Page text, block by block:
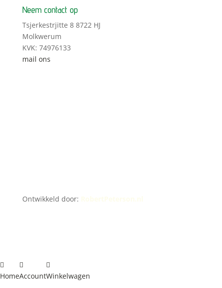
Neem contact op
Tsjerkestrjitte 8 8722 HJ
Molkwerum
KVK: 74976133
mail ons
Ontwikkeld door:
HomeAccountWinkelwagen